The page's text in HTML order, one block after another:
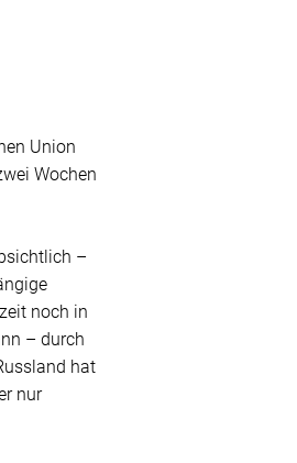
Union
Wochen
–
noch in
– durch
hat
nur